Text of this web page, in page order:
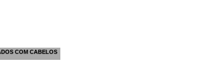
COM CABELOS